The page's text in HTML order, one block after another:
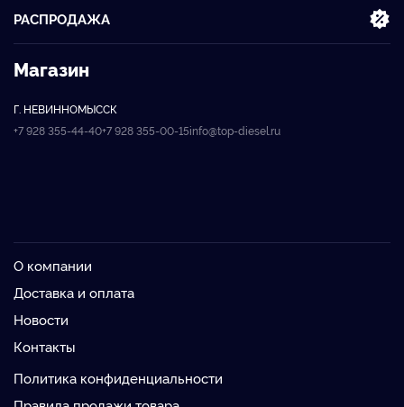
РАСПРОДАЖА
Магазин
Г. НЕВИННОМЫССК
+7 928 355-44-40+7 928 355-00-15info@top-diesel.ru
О компании
Доставка и оплата
Новости
Контакты
Политика конфиденциальности